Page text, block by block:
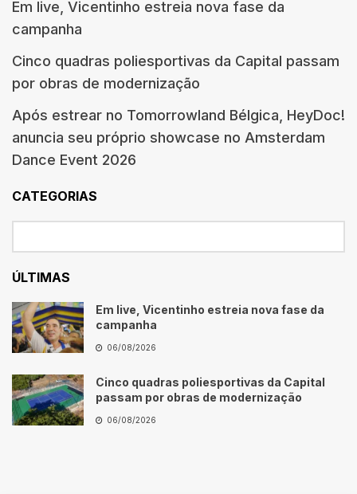
Em live, Vicentinho estreia nova fase da
campanha
Cinco quadras poliesportivas da Capital passam
por obras de modernização
Após estrear no Tomorrowland Bélgica, HeyDoc!
anuncia seu próprio showcase no Amsterdam
Dance Event 2026
CATEGORIAS
ÚLTIMAS
Em live, Vicentinho estreia nova fase da
campanha
06/08/2026
Cinco quadras poliesportivas da Capital
passam por obras de modernização
06/08/2026